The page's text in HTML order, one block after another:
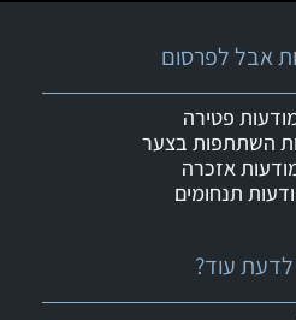
לדעת עוד?
אבל לפרסום
פטירה
השתתפות בצער
אזכרה
תנחומים